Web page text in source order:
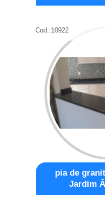
Cod.:10922
pia de
Jardim